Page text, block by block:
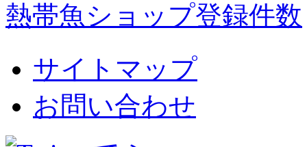
熱帯魚ショップ登録件数
サイトマップ
お問い合わせ